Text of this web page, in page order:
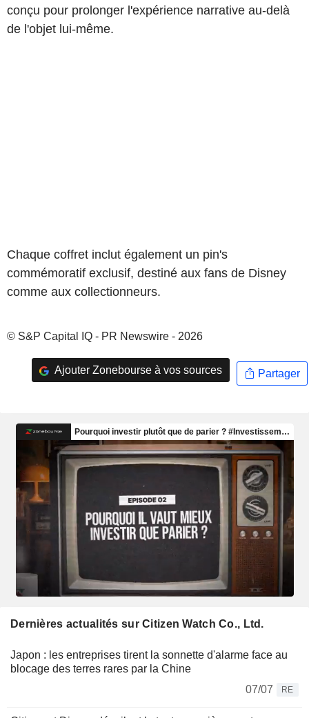
conçu pour prolonger l'expérience narrative au-delà
de l'objet lui-même.
Chaque coffret inclut également un pin's
commémoratif exclusif, destiné aux fans de Disney
comme aux collectionneurs.
© S&P Capital IQ - PR Newswire - 2026
Ajouter Zonebourse à vos sources Partager
Dernières actualités sur Citizen Watch Co., Ltd.
Japon : les entreprises tirent la sonnette d'alarme face au
blocage des terres rares par la Chine
07/07
RE